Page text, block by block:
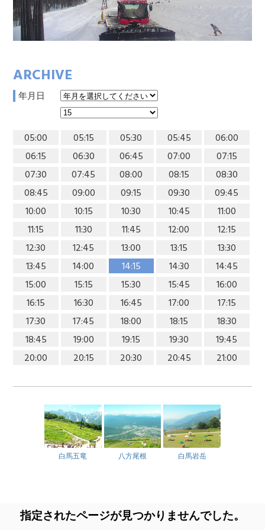
ARCHIVE
年月日
05:00 05:15 05:30 05:45
06:00
06:15
06:30 06:45 07:00
07:15
07:30
07:45 08:00 08:15
08:30
08:45
09:00 09:15 09:30
09:45
10:00
10:15 10:30 10:45
11:00
11:15
11:30 11:45 12:00
12:15
12:30
12:45 13:00 13:15
13:30
13:45
14:00 14:15 14:30
14:45
15:00
15:15 15:30 15:45
16:00
16:15
16:30 16:45 17:00
17:15
17:30
17:45 18:00 18:15
18:30
18:45
19:00 19:15 19:30
19:45
20:00
20:15 20:30 20:45 21:00
白馬五竜 八方尾根 白馬岩岳